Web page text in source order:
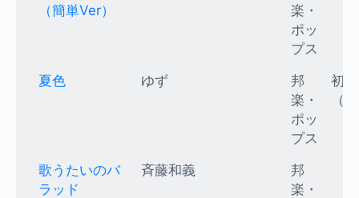
（簡単Ver）
楽・
ポッ
プス
夏色
ゆず
邦
楽・
ポッ
プス
初
（
歌うたいのバ
ラッド
斉藤和義
邦
楽・